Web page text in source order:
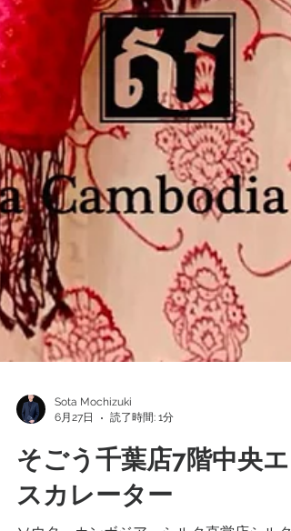
Sota Mochizuki
6月27日
読了時間: 1分